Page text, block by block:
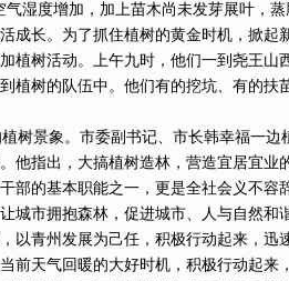
湿度增加，加上苗木尚未发芽展叶，蒸
成长。为了抓住植树的黄金时机，掀起
植树活动。上午九时，他们一到尧王山
植树的队伍中。他们有的挖坑、有的扶
树景象。市委副书记、市长韩幸福一边
他指出，大搞植树造林，营造宜居宜业
部的基本职能之一，更是全社会义不容
城市拥抱森林，促进城市、人与自然和
以青州发展为己任，积极行动起来，迅
前天气回暖的大好时机，积极行动起来